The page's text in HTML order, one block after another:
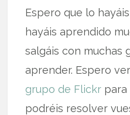
Espero que lo
hayáis aprendido
salgáis con muchas
aprender. Espero
grupo de Flickr para
podréis resolver